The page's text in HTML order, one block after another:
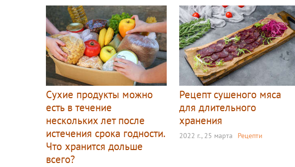
Сухие продукты можно
есть в течение
нескольких лет после
истечения срока годности.
Что хранится дольше
всего?
Рецепт сушеного мяса
для длительного
хранения
2022 г., 25 марта Рецепти